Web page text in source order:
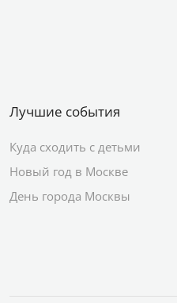
Лучшие события
Куда сходить с детьми
Новый год в Москве
День города Москвы